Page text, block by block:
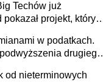
Techów już
projekt, który
w podatkach.
drugiego
od nieterminowych